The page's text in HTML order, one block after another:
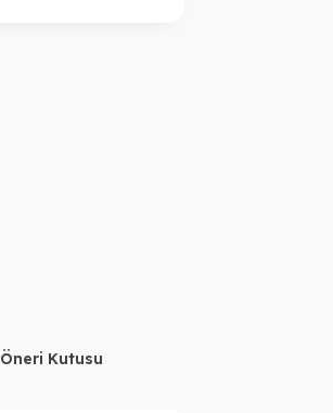
Öneri Kutusu